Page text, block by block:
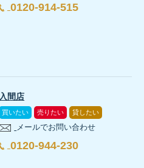
0120-914-515
入間店
買いたい 売りたい 貸したい
メールでお問い合わせ
0120-944-230